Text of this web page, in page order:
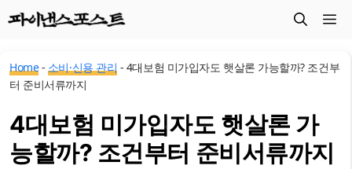
로
너
메
Home- 소비·신용 관리 - 4대보험 미가입자도 햇살론 가능할까? 조건부
터 준비서류까지
4대보험 미가입자도 햇살론 가
능할까? 조건부터 준비서류까지